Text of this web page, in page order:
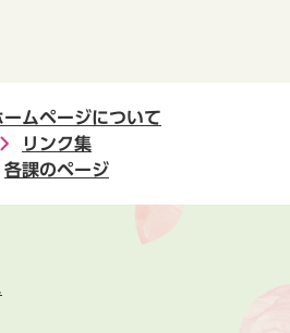
ームページについて
リンク集
各課のページ